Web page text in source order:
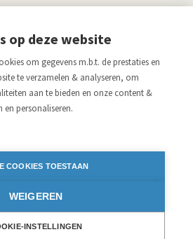
Pers
Algemene voorwaarden
Privacy verklaring
iDEAL
op deze website
om gegevens m.b.t. de prestaties en
te verzamelen & analyseren, om
aan te bieden en onze content &
en personaliseren.
COOKIES TOESTAAN
WEIGEREN
INSTELLINGEN